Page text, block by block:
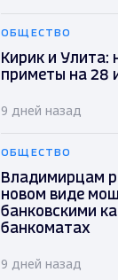
ОБЩЕСТВО
Кирик и Улита:
приметы на 28
9 дней назад
ОБЩЕСТВО
Владимирцам
новом виде
банковскими
банкоматах
9 дней назад